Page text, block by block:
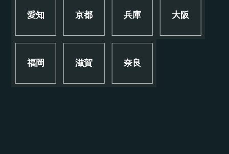
愛知 京都 兵庫 大阪
福岡 滋賀 奈良